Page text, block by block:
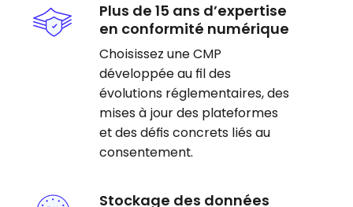
Plus de 15 ans d’expertise
en conformité numérique
Choisissez une CMP
développée au fil des
évolutions réglementaires, des
mises à jour des plateformes
et des défis concrets liés au
consentement.
Stockage des données